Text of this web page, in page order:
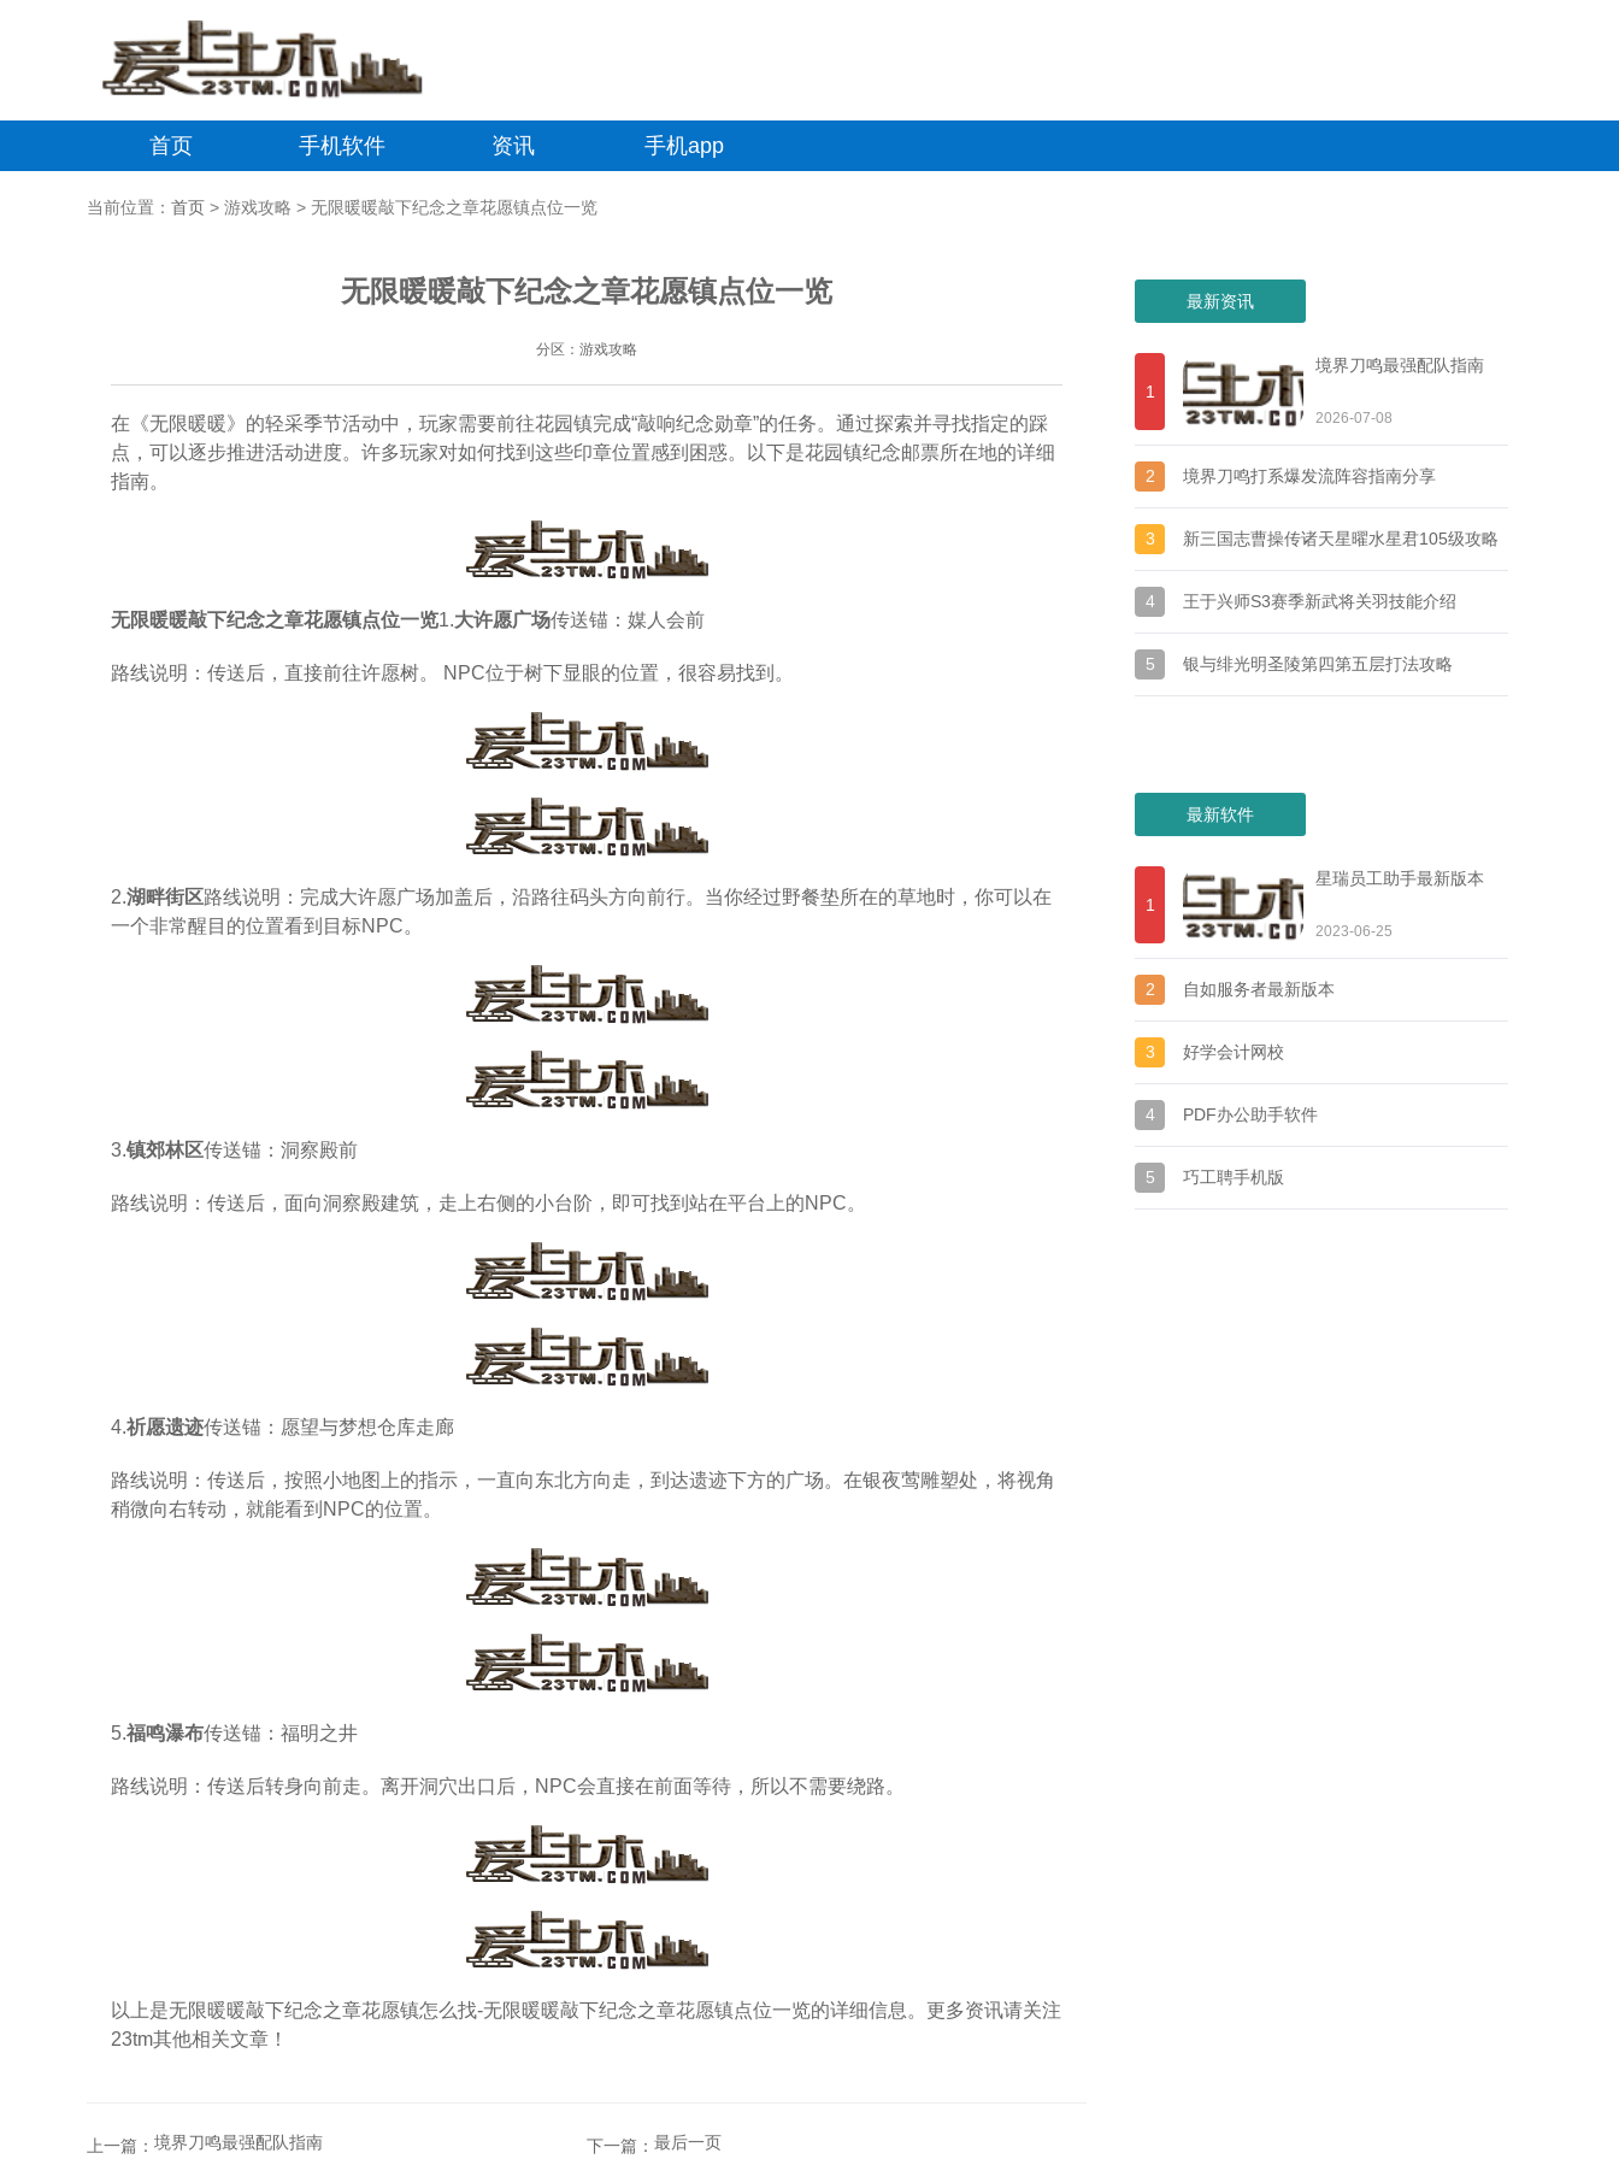
首页 手机软件 资讯 手机app
当前位置： 首页 > 游戏攻略 > 无限暖暖敲下纪念之章花愿镇点位一览
无限暖暖敲下纪念之章花愿镇点位一览
分区：游戏攻略
在《无限暖暖》的轻采季节活动中，玩家需要前往花园镇完成“敲响纪念勋章”的任务。通过探索并寻找指定的踩
点，可以逐步推进活动进度。许多玩家对如何找到这些印章位置感到困惑。以下是花园镇纪念邮票所在地的详细
指南。
无限暖暖敲下纪念之章花愿镇点位一览1.大许愿广场传送锚：媒人会前
路线说明：传送后，直接前往许愿树。 NPC位于树下显眼的位置，很容易找到。
2.湖畔街区路线说明：完成大许愿广场加盖后，沿路往码头方向前行。当你经过野餐垫所在的草地时，你可以在
一个非常醒目的位置看到目标NPC。
3.镇郊林区传送锚：洞察殿前
路线说明：传送后，面向洞察殿建筑，走上右侧的小台阶，即可找到站在平台上的NPC。
4.祈愿遗迹传送锚：愿望与梦想仓库走廊
路线说明：传送后，按照小地图上的指示，一直向东北方向走，到达遗迹下方的广场。在银夜莺雕塑处，将视角
稍微向右转动，就能看到NPC的位置。
5.福鸣瀑布传送锚：福明之井
路线说明：传送后转身向前走。离开洞穴出口后，NPC会直接在前面等待，所以不需要绕路。
以上是无限暖暖敲下纪念之章花愿镇怎么找-无限暖暖敲下纪念之章花愿镇点位一览的详细信息。更多资讯请关注
23tm其他相关文章！
上一篇： 境界刀鸣最强配队指南 下一篇： 最后一页
最新资讯
1
境界刀鸣最强配队指南
2026-07-08
2 境界刀鸣打系爆发流阵容指南分享
3 新三国志曹操传诸天星曜水星君105级攻略
4 王于兴师S3赛季新武将关羽技能介绍
5 银与绯光明圣陵第四第五层打法攻略
最新软件
1
星瑞员工助手最新版本
2023-06-25
2 自如服务者最新版本
3 好学会计网校
4 PDF办公助手软件
5 巧工聘手机版